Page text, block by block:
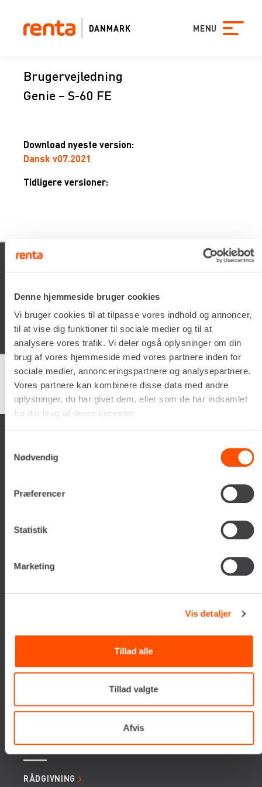
Denne hjemmeside bruger cookies
Vi bruger cookies til at tilpasse vores indhold og annoncer,
til at vise dig funktioner til sociale medier og til at
analysere vores trafik. Vi deler også oplysninger om din
brug af vores hjemmeside med vores partnere inden for
sociale medier, annonceringspartnere og analysepartnere.
Vores partnere kan kombinere disse data med andre
oplysninger, du har givet dem, eller som de har indsamlet
fra din brug af deres tjenester.
Nødvendig
Præferencer
Statistik
Marketing
Vis detaljer
Tillad alle
Tillad valgte
Afvis
DANMARK MENU
Brugervejledning
Genie – S-60 FE
Download nyeste version:
Dansk v07.2021
Tidligere versioner:
Schyssta hjälpsamma människor jobbar här, de flesta
iallafall. Man får alltid kaffe te vatten o dricka under tiden
man vöntar på sin tur. 5/5
Google samlet bedømmelse er 4.5af 5,
på basis af150 anmeldelser
Renta A/S
Tlf. +45 70206242
SERVICES
RÅDGIVNING